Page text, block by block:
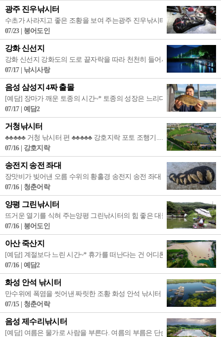
광주 진우낚시터
수초가 사라지고 좋은 조황을 보여 주는광주 진우낚시터 취재: 붕어도인
07/23 | 붕어도인
강화 신선지
강화 신선지 강화도의 도로 끝자락을 따라 천천히 들어서면 숲과 물이 가
07/17 | 낚시사랑
음성 삼성지 4짜 출몰
[예담] 장마가 깨운 토종의 시간~* 토종의 성장은 느리다. 가뭄과 폭우 혹
07/17 | 예담2
거청낚시터
♣♣♣♣♣ 거청 낚시터 편 ♣♣♣♣♣ 강호지락 포토 조행기..... 여름 장마가 시작
07/16 | 강호지락
송전지 송전 좌대
장맛비가 빚어낸 오름 수위의 황홀경 송전지 송전 좌대 경기도 최대 규모
07/16 | 청춘어락
양평 그린낚시터
뜨거운 열기를 식혀 주는양평 그린낚시터의 힘 좋은 대물 붕어들 취재: 붕
07/16 | 붕어도인
아산 죽산지
[예담] 계절보다 느린 시간~* 휴가를 떠난다는 건 어디론가 멀리 가는 일
07/16 | 예담2
화성 안석 낚시터
만수위에 폭염을 씻어낸 짜릿한 조황 화성 안석 낚시터 단비가 선물한 만
07/15 | 청춘어락
음성 제수리낚시터
[예담] 여름은 물가로 사람을 부른다. 여름의 부름은 단순히 낚시가 아니